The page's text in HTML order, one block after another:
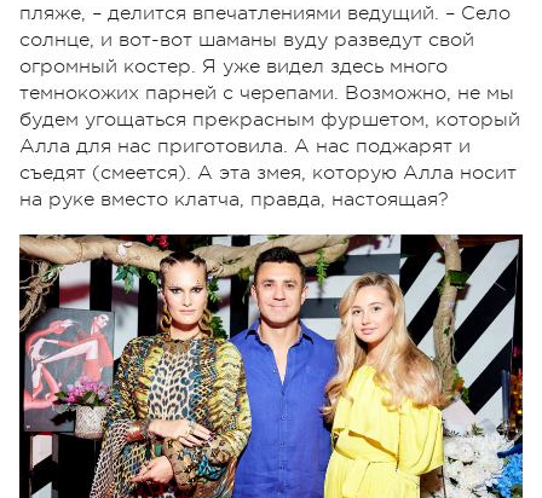
пляже, – делится впечатлениями ведущий. – Село
солнце, и вот-вот шаманы вуду разведут свой
огромный костер. Я уже видел здесь много
темнокожих парней с черепами. Возможно, не мы
будем угощаться прекрасным фуршетом, который
Алла для нас приготовила. А нас поджарят и
съедят (смеется). А эта змея, которую Алла носит
на руке вместо клатча, правда, настоящая?